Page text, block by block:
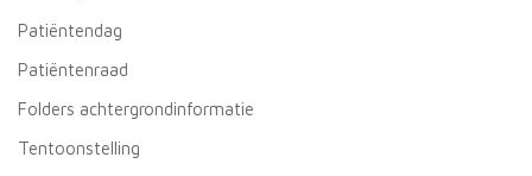
Patiëntendag
Patiëntenraad
Folders achtergrondinformatie
Tentoonstelling